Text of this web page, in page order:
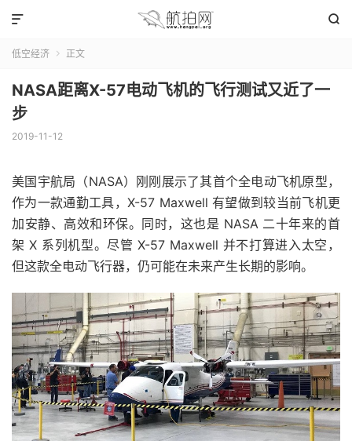


低空经济  正文
NASA距离X-57电动飞机的飞行测试又近了一
步
2019-11-12
美国宇航局（NASA）刚刚展示了其首个全电动飞机原型，
作为一款通勤工具，X-57 Maxwell 有望做到较当前飞机更
加安静、高效和环保。同时，这也是 NASA 二十年来的首
架 X 系列机型。尽管 X-57 Maxwell 并不打算进入太空，
但这款全电动飞行器，仍可能在未来产生长期的影响。